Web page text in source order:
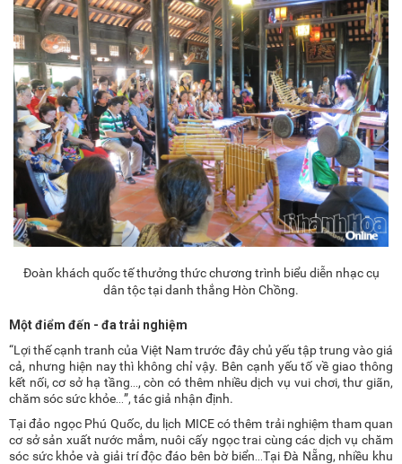
Đoàn khách quốc tế thưởng thức chương trình biểu diễn nhạc cụ
dân tộc tại danh thắng Hòn Chồng.
Một điểm đến - đa trải nghiệm
“Lợi thế cạnh tranh của Việt Nam trước đây chủ yếu tập trung vào giá
cả, nhưng hiện nay thì không chỉ vậy. ​Bên cạnh yếu tố về giao thông
kết nối, cơ sở hạ tầng…, còn có thêm nhiều dịch vụ vui chơi, thư giãn,
chăm sóc sức khỏe…”, tác giả nhận định.
Tại đảo ngọc Phú Quốc, du lịch MICE có thêm trải nghiệm tham quan
cơ sở sản xuất nước mắm, nuôi cấy ngọc trai cùng các dịch vụ chăm
sóc sức khỏe và giải trí độc đáo bên bờ biển…Tại Đà Nẵng, nhiều khu